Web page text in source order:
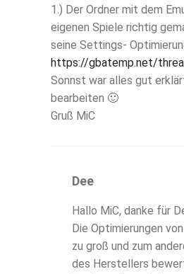
1.) Der Ordner mit dem
eigenen Spiele richtig
seine Settings-
https://gbatemp.net/
Sonnst war alles gut
bearbeiten 🙂
Gruß MiC
Dee
Hallo MiC, danke für
Die Optimierungen
zu groß und zum
des Herstellers